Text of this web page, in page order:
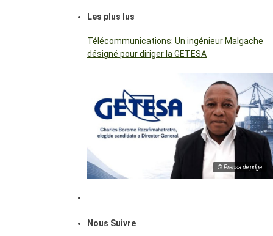
Les plus lus
Télécommunications: Un ingénieur Malgache
désigné pour diriger la GETESA
© Prensa de pdge
Nous Suivre